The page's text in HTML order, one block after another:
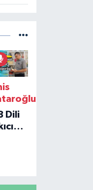
Dili